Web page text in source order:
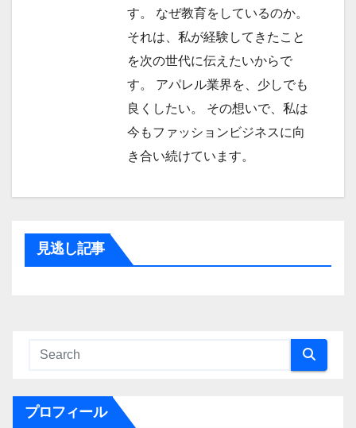
す。 なぜ教育をしているのか。
それは、私が経験してきたこと
を次の世代に伝えたいからで
す。 アパレル業界を、少しでも
良くしたい。 その想いで、私は
今もファッションビジネスに向
き合い続けています。
見逃し記事
プロフィール